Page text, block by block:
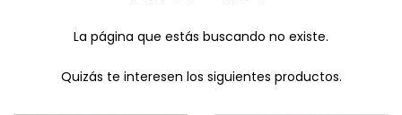
La página que estás buscando no existe.
Quizás te interesen los siguientes productos.